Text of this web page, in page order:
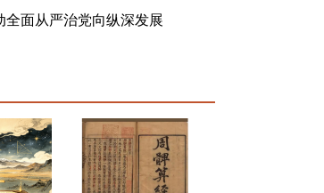
力奋进新征程建功新时代谱写新
全面从严治党向纵深发展